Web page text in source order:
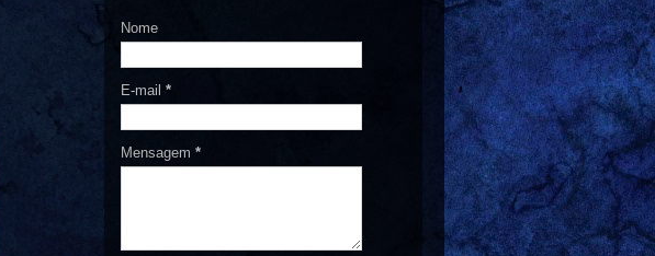
Nome
E-mail *
Mensagem *